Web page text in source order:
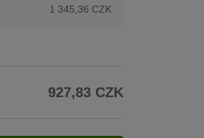
1 345,36 CZK
927,83 CZK